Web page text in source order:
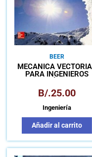
BEER
MECÁNICA
PARA INGENIEROS
B/.25.00
Ingeniería
Añadir al carrito